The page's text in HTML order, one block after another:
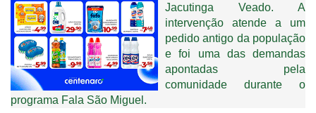
Jacutinga Veado. A
intervenção atende a um
pedido antigo da população
e foi uma das demandas
apontadas pela
comunidade durante o
programa Fala São Miguel.